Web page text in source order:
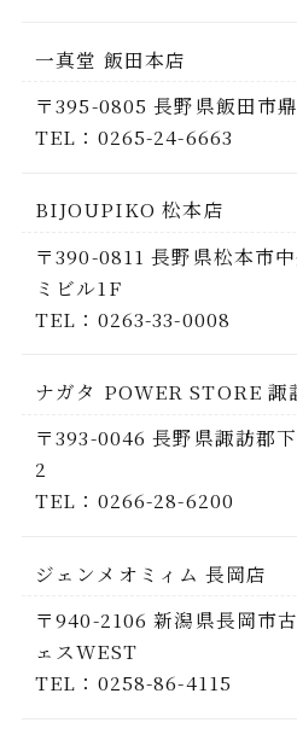
一真堂 飯田本店
〒395-0805 長野県飯田市
TEL：0265-24-6663
BIJOUPIKO 松本店
〒390-0811 長野県松本市
ミビル1F
TEL：0263-33-0008
ナガタ POWER STORE 諏
〒393-0046 長野県諏訪郡
2
TEL：0266-28-6200
ジェンメオミィム 長岡店
〒940-2106 新潟県長岡市
ェスWEST
TEL：0258-86-4115